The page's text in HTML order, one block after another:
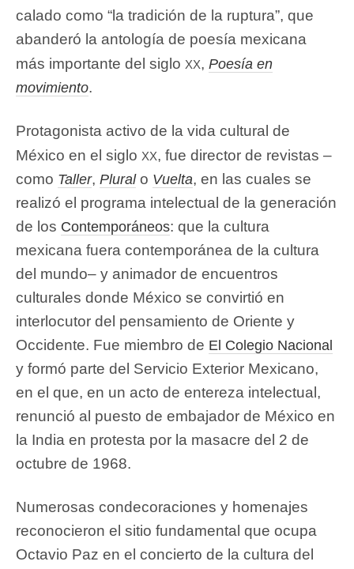
calado como “la tradición de la ruptura”, que
abanderó la antología de poesía mexicana
más importante del siglo xx, Poesía en
movimiento.
Protagonista activo de la vida cultural de
México en el siglo xx, fue director de revistas –
como Taller, Plural o Vuelta, en las cuales se
realizó el programa intelectual de la generación
de los Contemporáneos: que la cultura
mexicana fuera contemporánea de la cultura
del mundo– y animador de encuentros
culturales donde México se convirtió en
interlocutor del pensamiento de Oriente y
Occidente. Fue miembro de El Colegio Nacional
y formó parte del Servicio Exterior Mexicano,
en el que, en un acto de entereza intelectual,
renunció al puesto de embajador de México en
la India en protesta por la masacre del 2 de
octubre de 1968.
Numerosas condecoraciones y homenajes
reconocieron el sitio fundamental que ocupa
Octavio Paz en el concierto de la cultura del